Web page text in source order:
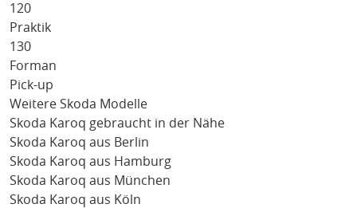
120
Praktik
130
Forman
Pick-up
Weitere Skoda Modelle
Skoda Karoq gebraucht in der Nähe
Skoda Karoq aus Berlin
Skoda Karoq aus Hamburg
Skoda Karoq aus München
Skoda Karoq aus Köln